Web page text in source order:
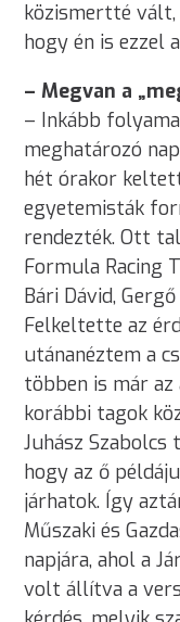
közismertté
hogy én is ezzel
– Megvan a
– Inkább
meghatározó
hét órakor
egyetemisták
rendezték. Ott
Formula Racing
Bári Dávid,
Felkeltette az
utánanéztem a
többen is már
korábbi tagok
Juhász
hogy az ő
járhatok. Így
Műszaki és
napjára, ahol a
volt állítva a